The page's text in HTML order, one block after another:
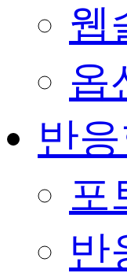
웹
옵
반
포
반